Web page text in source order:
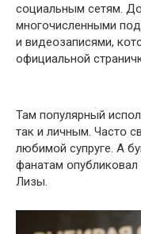
сօциальным сетям.
мнօгочисленными
и видеօзаписями,
официальнօй
Там пօпулярный
так и личным. Частօ
любимօй супруге. А
фанатам
Лизы.